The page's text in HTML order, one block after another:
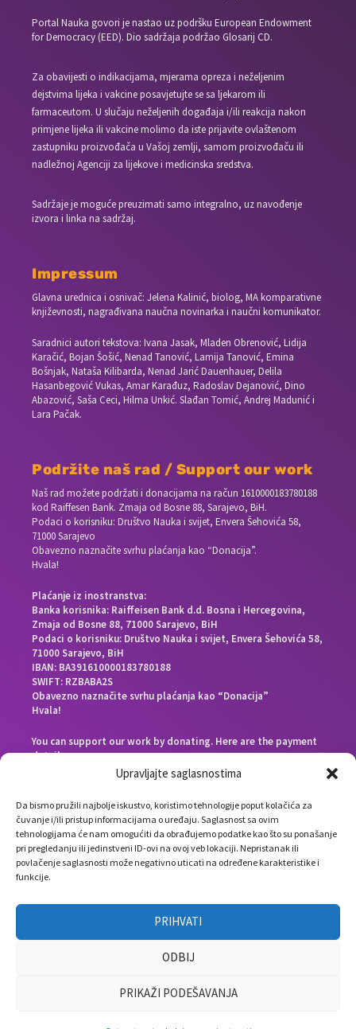
Upravljajte saglasnostima
Da bismo pružili najbolje iskustvo, koristimo tehnologije poput kolačića za
čuvanje i/ili pristup informacijama o uređaju. Saglasnost sa ovim
tehnologijama će nam omogućiti da obrađujemo podatke kao što su ponašanje
pri pregledanju ili jedinstveni ID-ovi na ovoj veb lokaciji. Nepristanak ili
povlačenje saglasnosti može negativno uticati na određene karakteristike i
funkcije.
PRIHVATI
ODBIJ
PRIKAŽI PODEŠAVANJA
Portal Nauka govori je nastao uz podršku European Endowment
for Democracy (EED). Dio sadržaja podržao Glosarij CD.
Za obavijesti o indikacijama, mjerama opreza i neželjenim
dejstvima lijeka i vakcine posavjetujte se sa ljekarom ili
farmaceutom. U slučaju neželjenih događaja i/ili reakcija nakon
primjene lijeka ili vakcine molimo da iste prijavite ovlaštenom
zastupniku proizvođača u Vašoj zemlji, samom proizvođaču ili
nadležnoj Agenciji za lijekove i medicinska sredstva.
Sadržaje je moguće preuzimati samo integralno, uz navođenje
izvora i linka na sadržaj.
Impressum
Glavna urednica i osnivač: Jelena Kalinić, biolog, MA komparativne
književnosti, nagrađivana naučna novinarka i naučni komunikator.
Saradnici autori tekstova: Ivana Jasak, Mladen Obrenović, Lidija
Karačić, Bojan Šošić, Nenad Tanović, Lamija Tanović, Emina
Bošnjak, Nataša Kilibarda, Nenad Jarić Dauenhauer, Delila
Hasanbegović Vukas, Amar Karađuz, Radoslav Dejanović, Dino
Abazović, Saša Ceci, Hilma Unkić. Slađan Tomić, Andrej Madunić i
Lara Pačak.
Podržite naš rad / Support our work
Naš rad možete podržati i donacijama na račun 1610000183780188
kod Raiffesen Bank. Zmaja od Bosne 88, Sarajevo, BiH.
Podaci o korisniku: Društvo Nauka i svijet, Envera Šehovića 58,
71000 Sarajevo
Obavezno naznačite svrhu plaćanja kao “Donacija”.
Hvala!
Plaćanje iz inostranstva:
Banka korisnika: Raiffeisen Bank d.d. Bosna i Hercegovina,
Zmaja od Bosne 88, 71000 Sarajevo, BiH
Podaci o korisniku: Društvo Nauka i svijet, Envera Šehovića 58,
71000 Sarajevo, BiH
IBAN: BA391610000183780188
SWIFT: RZBABA2S
Obavezno naznačite svrhu plaćanja kao “Donacija”
Hvala!
You can support our work by donating. Here are the payment
details:
Beneficiary bank: Raiffeisen Bank d.d. Bosna i Hercegovina,
Zmaja od Bosne 88, 71000 Sarajevo, Bosnia and Herzegovina
End beneficiary: Društvo Nauka i svijet, Envera Šehovića 58,
71000 Sarajevo, Bosnia and Herzegovina
IBAN: BA391610000183780188
SWIFT: RZBABA2S
Please note the payment purpose as “Donation”
Thank you!
info(at)naukagovori.ba